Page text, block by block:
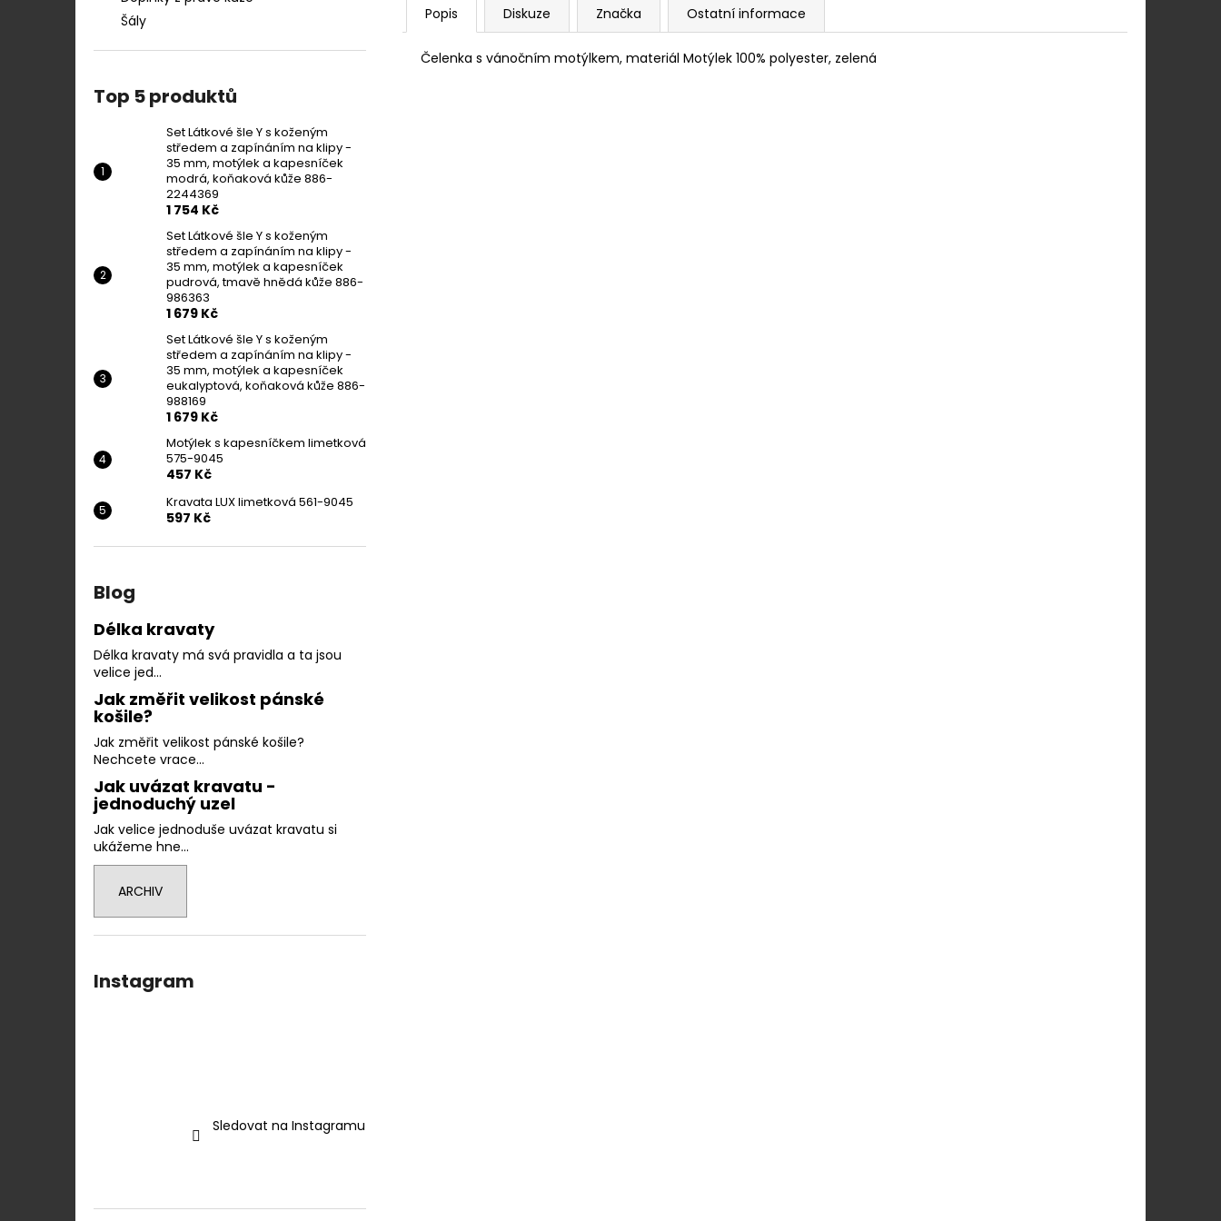
Šály
Top 5 produktů
Set Látkové šle Y s koženým
středem a zapínáním na klipy -
35 mm, motýlek a kapesníček
modrá, koňaková kůže 886-
2244369
1 754 Kč
Set Látkové šle Y s koženým
středem a zapínáním na klipy -
35 mm, motýlek a kapesníček
pudrová, tmavě hnědá kůže 886-
986363
1 679 Kč
Set Látkové šle Y s koženým
středem a zapínáním na klipy -
35 mm, motýlek a kapesníček
eukalyptová, koňaková kůže 886-
988169
1 679 Kč
Motýlek s kapesníčkem limetková
575-9045
457 Kč
Kravata LUX limetková 561-9045
597 Kč
Blog
Délka kravaty
Délka kravaty má svá pravidla a ta jsou
velice jed...
Jak změřit velikost pánské
košile?
Jak změřit velikost pánské košile?
Nechcete vrace...
Jak uvázat kravatu -
jednoduchý uzel
Jak velice jednoduše uvázat kravatu si
ukážeme hne...
ARCHIV
Instagram
Sledovat na Instagramu
Popis Diskuze Značka Ostatní informace
Čelenka s vánočním motýlkem, materiál Motýlek 100% polyester, zelená